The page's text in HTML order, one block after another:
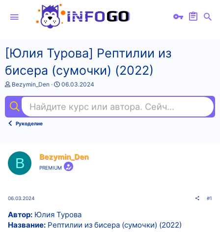
[Юлия Турова] Рептилии из
бисера (сумочки) (2022)
А
т
о
т
Bezymin_Den
Д
а
н
а
06.03.2024
Найдите курс или автора. Сейчас ищут
Рукоделие
B Bezymin_Den
PREMIUM
06.03.2024 #1
Автор: Юлия Турова
Название: Рептилии из бисера (сумочки) (2022)